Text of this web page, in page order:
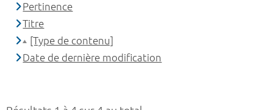
Pertinence
Titre
[Type de contenu]
Date de dernière modification